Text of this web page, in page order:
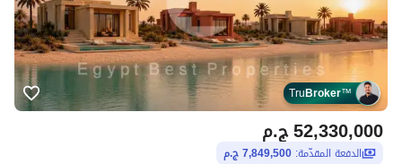
TruBroker™
ج.م52,330,000
الدفعة المقدّمة: 7,849,500 ج.م